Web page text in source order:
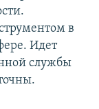
в
Идет
службы